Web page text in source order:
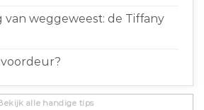
weggeweest: de Tiffany
alle handige tips